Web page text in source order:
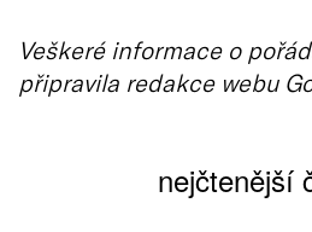
Veškeré informace o
připravila redakce webu
nejčtenější